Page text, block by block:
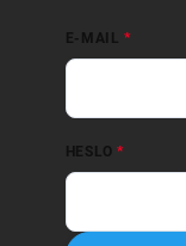
E-MAIL
HESLO